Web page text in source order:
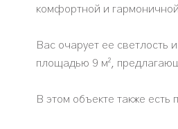
комфортной и
Вас очарует ее светлость
площадью 9 м²,
В этом объекте также есть